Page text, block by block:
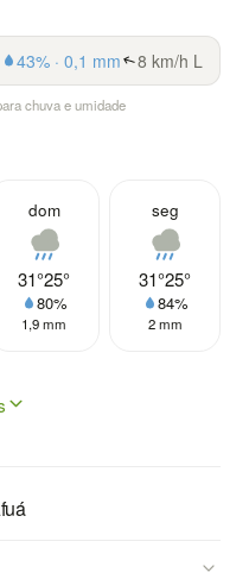
43% · 0,1 mm 8 km/h L
chuva e umidade
dom
31°25°
80%
1,9 mm
seg
31°25°
84%
2 mm